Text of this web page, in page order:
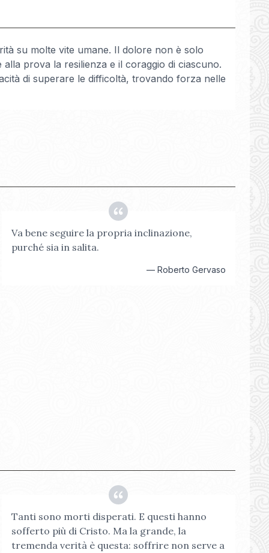
su molte vite umane. Il dolore non è solo
prova la resilienza e il coraggio di ciascuno.
di superare le difficoltà, trovando forza nelle
Va bene seguire la propria inclinazione,
purché sia in salita.
— Roberto Gervaso
Tanti sono morti disperati. E questi hanno
sofferto più di Cristo. Ma la grande, la
tremenda verità è questa: soffrire non serve a